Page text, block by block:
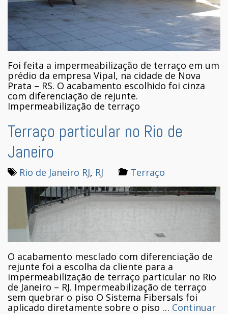
Foi feita a impermeabilização de terraço em um
prédio da empresa Vipal, na cidade de Nova
Prata – RS. O acabamento escolhido foi cinza
com diferenciação de rejunte.
Impermeabilização de terraço
Terraço particular no Rio de
Janeiro
Rio de Janeiro RJ, RJ Terraço
O acabamento mesclado com diferenciação de
rejunte foi a escolha da cliente para a
impermeabilização de terraço particular no Rio
de Janeiro – RJ. Impermeabilização de terraço
sem quebrar o piso O Sistema Fibersals foi
aplicado diretamente sobre o piso … Continuar